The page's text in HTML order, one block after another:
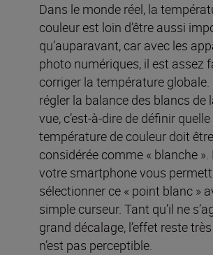
Dans le monde réel, la
couleur est loin d’être aussi
qu’auparavant, car avec les
photo numériques, il est assez
corriger la température
régler la balance des blancs de
vue, c’est-à-dire de définir quelle
température de couleur doit être
considérée comme « blanche
votre smartphone vous
sélectionner ce « point blanc »
simple curseur. Tant qu’il ne
grand décalage, l’effet reste
n’est pas perceptible.